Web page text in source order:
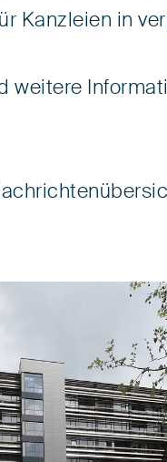
Kanzleien in
weitere